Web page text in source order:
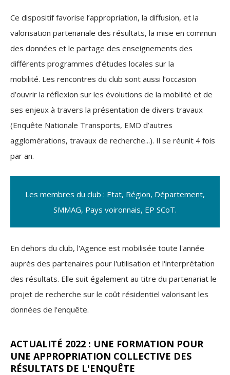
Ce dispositif favorise l’appropriation, la diffusion, et la
valorisation partenariale des résultats, la mise en commun
des données et le partage des enseignements des
différents programmes d’études locales sur la
mobilité. Les rencontres du club sont aussi l’occasion
d’ouvrir la réflexion sur les évolutions de la mobilité et de
ses enjeux à travers la présentation de divers travaux
(Enquête Nationale Transports, EMD d’autres
agglomérations, travaux de recherche...). Il se réunit 4 fois
par an.
Les membres du club : Etat, Région, Département,
SMMAG, Pays voironnais, EP SCoT.
En dehors du club, l'Agence est mobilisée toute l'année
auprès des partenaires pour l'utilisation et l'interprétation
des résultats. Elle suit également au titre du partenariat le
projet de recherche sur le coût résidentiel valorisant les
données de l'enquête.
ACTUALITÉ 2022 : UNE FORMATION POUR
UNE APPROPRIATION COLLECTIVE DES
RÉSULTATS DE L'ENQUÊTE